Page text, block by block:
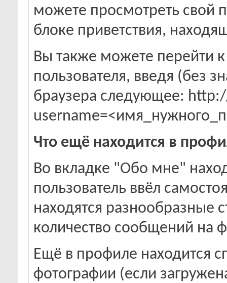
можете просмотреть свой
блоке приветствия,
Вы также можете перейти
пользователя, введя (без
браузера следующее:
Что ещё находится в
Во вкладке "Обо мне"
пользователь ввёл
находятся разнообразные
количество сообщений на
Ещё в профиле находится
фотографии (если